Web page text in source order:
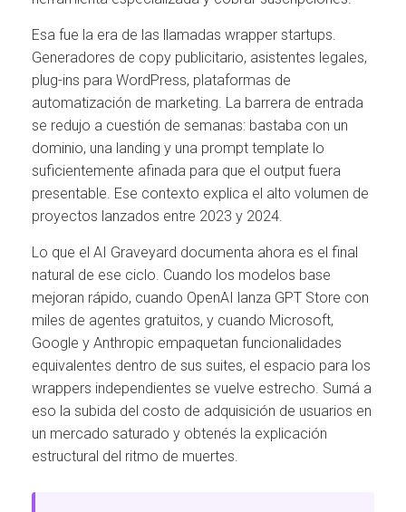
Esa fue la era de las llamadas wrapper startups.
Generadores de copy publicitario, asistentes legales,
plug-ins para WordPress, plataformas de
automatización de marketing. La barrera de entrada
se redujo a cuestión de semanas: bastaba con un
dominio, una landing y una prompt template lo
suficientemente afinada para que el output fuera
presentable. Ese contexto explica el alto volumen de
proyectos lanzados entre 2023 y 2024.
Lo que el AI Graveyard documenta ahora es el final
natural de ese ciclo. Cuando los modelos base
mejoran rápido, cuando OpenAI lanza GPT Store con
miles de agentes gratuitos, y cuando Microsoft,
Google y Anthropic empaquetan funcionalidades
equivalentes dentro de sus suites, el espacio para los
wrappers independientes se vuelve estrecho. Sumá a
eso la subida del costo de adquisición de usuarios en
un mercado saturado y obtenés la explicación
estructural del ritmo de muertes.